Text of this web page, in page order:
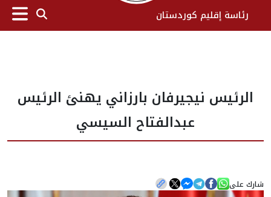
رئاسة إقليم كوردستان
نواب الرئيس
طاقم الرئاسة
المؤسسات
الرئيس نيجيرفان بارزاني يهنئ الرئيس
عبدالفتاح السيسي
شارك على